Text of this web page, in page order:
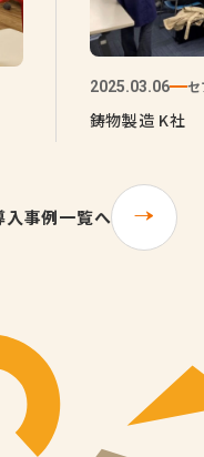
2025.03.06 セ
鋳物製造 K社
入事例一覧へ